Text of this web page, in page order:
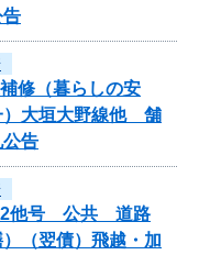
告
修（暮らしの安
）大垣大野線他 舗
告
2他号 公共 道路
（翌債）飛越・加